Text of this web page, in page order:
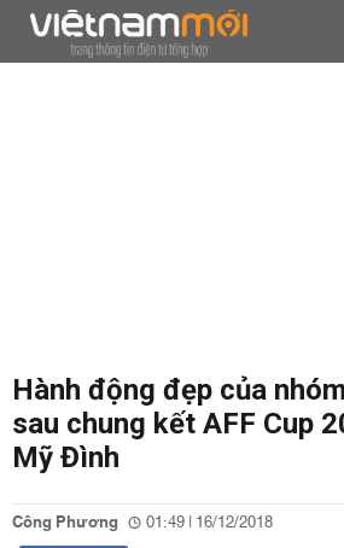
Hành động đẹp của
sau chung kết AFF Cup
Mỹ Đình
Công Phương 01:49 | 16/12/2018